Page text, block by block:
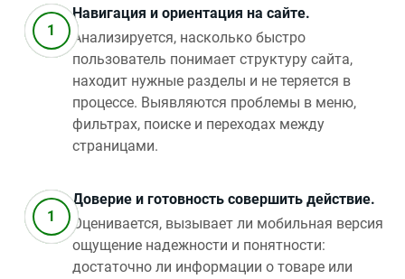
Навигация и ориентация на сайте.
Анализируется, насколько быстро
пользователь понимает структуру сайта,
находит нужные разделы и не теряется в
процессе. Выявляются проблемы в меню,
фильтрах, поиске и переходах между
страницами.
Доверие и готовность совершить действие.
Оценивается, вызывает ли мобильная версия
ощущение надежности и понятности:
достаточно ли информации о товаре или